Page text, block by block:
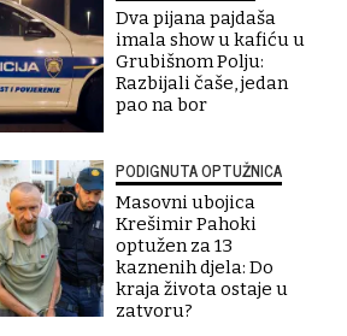
Dva pijana pajdaša
imala show u kafiću u
Grubišnom Polju:
Razbijali čaše, jedan
pao na bor
PODIGNUTA OPTUŽNICA
Masovni ubojica
Krešimir Pahoki
optužen za 13
kaznenih djela: Do
kraja života ostaje u
zatvoru?